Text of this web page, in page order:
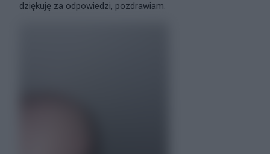
dziękuję za odpowiedzi, pozdrawiam.